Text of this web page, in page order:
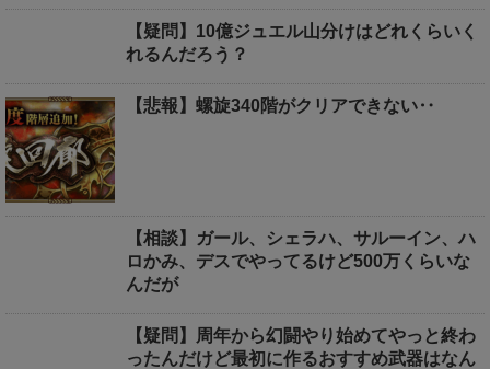
【疑問】10億ジュエル山分けはどれくらいく
れるんだろう？
【悲報】螺旋340階がクリアできない‥
【相談】ガール、シェラハ、サルーイン、ハ
ロかみ、デスでやってるけど500万くらいな
んだが
【疑問】周年から幻闘やり始めてやっと終わ
ったんだけど最初に作るおすすめ武器はなん